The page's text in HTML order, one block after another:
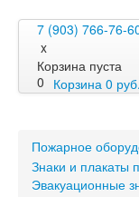
7 (903) 766-76-
x
Корзина пуста
0 Корзина 0 руб.
Перезарядка
Пожарное
Знаки и плакаты
Эвакуационные